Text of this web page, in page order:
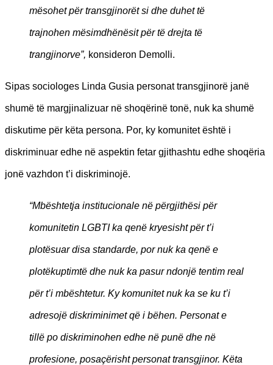
mësohet për transgjinorët si dhe duhet të
trajnohen mësimdhënësit për të drejta të
trangjinorve”, konsideron Demolli.
Sipas sociologes Linda Gusia personat transgjinorë janë
shumë të margjinalizuar në shoqërinë tonë, nuk ka shumë
diskutime për këta persona. Por, ky komunitet është i
diskriminuar edhe në aspektin fetar gjithashtu edhe shoqëria
jonë vazhdon t’i diskriminojë.
“Mbështetja institucionale në përgjithësi për
komunitetin LGBTI ka qenë kryesisht për t’i
plotësuar disa standarde, por nuk ka qenë e
plotëkuptimtë dhe nuk ka pasur ndonjë tentim real
për t’i mbështetur. Ky komunitet nuk ka se ku t’i
adresojë diskriminimet që i bëhen. Personat e
tillë po diskriminohen edhe në punë dhe në
profesione, posaçërisht personat transgjinor. Këta